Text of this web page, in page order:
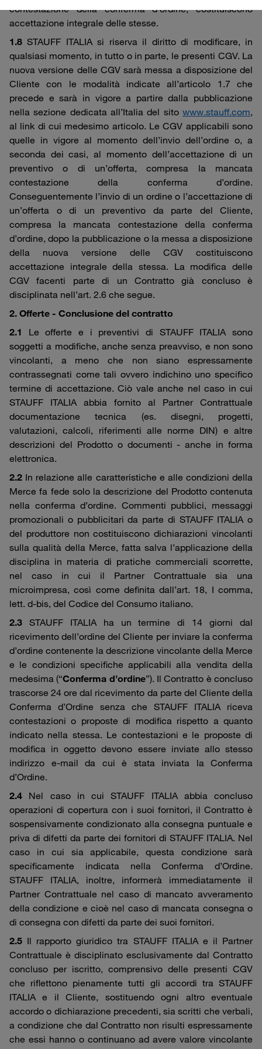
contestazione della conferma d’ordine, costituiscono
accettazione integrale delle stesse.
1.8 STAUFF ITALIA si riserva il diritto di modificare, in
qualsiasi momento, in tutto o in parte, le presenti CGV. La
nuova versione delle CGV sarà messa a disposizione del
Cliente con le modalità indicate all’articolo 1.7 che
precede e sarà in vigore a partire dalla pubblicazione
nella sezione dedicata all’Italia del sito www.stauff.com,
al link di cui medesimo articolo. Le CGV applicabili sono
quelle in vigore al momento dell’invio dell’ordine o, a
seconda dei casi, al momento dell’accettazione di un
preventivo o di un’offerta, compresa la mancata
contestazione della conferma d’ordine.
Conseguentemente l’invio di un ordine o l’accettazione di
un’offerta o di un preventivo da parte del Cliente,
compresa la mancata contestazione della conferma
d’ordine, dopo la pubblicazione o la messa a disposizione
della nuova versione delle CGV costituiscono
accettazione integrale della stessa. La modifica delle
CGV facenti parte di un Contratto già concluso è
disciplinata nell’art. 2.6 che segue.
2. Offerte - Conclusione del contratto
2.1 Le offerte e i preventivi di STAUFF ITALIA sono
soggetti a modifiche, anche senza preavviso, e non sono
vincolanti, a meno che non siano espressamente
contrassegnati come tali ovvero indichino uno specifico
termine di accettazione. Ciò vale anche nel caso in cui
STAUFF ITALIA abbia fornito al Partner Contrattuale
documentazione tecnica (es. disegni, progetti,
valutazioni, calcoli, riferimenti alle norme DIN) e altre
descrizioni del Prodotto o documenti - anche in forma
elettronica.
2.2 In relazione alle caratteristiche e alle condizioni della
Merce fa fede solo la descrizione del Prodotto contenuta
nella conferma d’ordine. Commenti pubblici, messaggi
promozionali o pubblicitari da parte di STAUFF ITALIA o
del produttore non costituiscono dichiarazioni vincolanti
sulla qualità della Merce, fatta salva l’applicazione della
disciplina in materia di pratiche commerciali scorrette,
nel caso in cui il Partner Contrattuale sia una
microimpresa, così come definita dall’art. 18, I comma,
lett. d-bis, del Codice del Consumo italiano.
2.3 STAUFF ITALIA ha un termine di 14 giorni dal
ricevimento dell’ordine del Cliente per inviare la conferma
d’ordine contenente la descrizione vincolante della Merce
e le condizioni specifiche applicabili alla vendita della
medesima (“Conferma d’ordine”). Il Contratto è concluso
trascorse 24 ore dal ricevimento da parte del Cliente della
Conferma d’Ordine senza che STAUFF ITALIA riceva
contestazioni o proposte di modifica rispetto a quanto
indicato nella stessa. Le contestazioni e le proposte di
modifica in oggetto devono essere inviate allo stesso
indirizzo e-mail da cui è stata inviata la Conferma
d’Ordine.
2.4 Nel caso in cui STAUFF ITALIA abbia concluso
operazioni di copertura con i suoi fornitori, il Contratto è
sospensivamente condizionato alla consegna puntuale e
priva di difetti da parte dei fornitori di STAUFF ITALIA. Nel
caso in cui sia applicabile, questa condizione sarà
specificamente indicata nella Conferma d’Ordine.
STAUFF ITALIA, inoltre, informerà immediatamente il
Partner Contrattuale nel caso di mancato avveramento
della condizione e cioè nel caso di mancata consegna o
di consegna con difetti da parte dei suoi fornitori.
2.5 Il rapporto giuridico tra STAUFF ITALIA e il Partner
Contrattuale è disciplinato esclusivamente dal Contratto
concluso per iscritto, comprensivo delle presenti CGV
che riflettono pienamente tutti gli accordi tra STAUFF
ITALIA e il Cliente, sostituendo ogni altro eventuale
accordo o dichiarazione precedenti, sia scritti che verbali,
a condizione che dal Contratto non risulti espressamente
che essi hanno o continuano ad avere valore vincolante